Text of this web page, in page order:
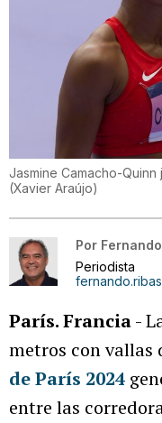
Jasmine Camacho-
(Xavier Araújo)
Por
Periodista
París. Francia-
metros con vallas
de París 2024
entre las